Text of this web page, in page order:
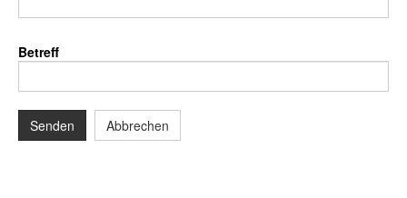
Betreff
Senden Abbrechen